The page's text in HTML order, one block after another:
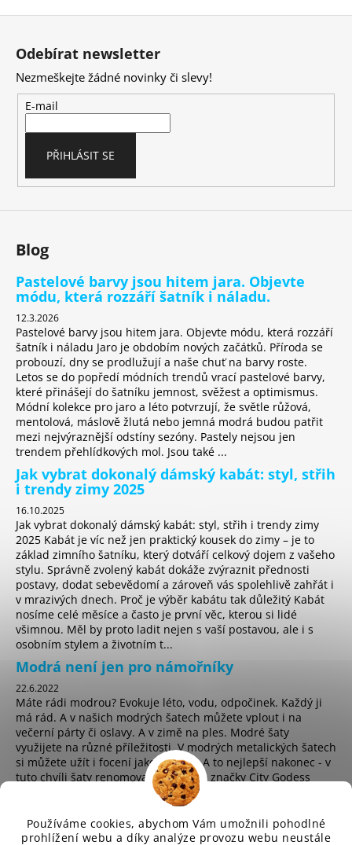
Používáme cookies, abychom Vám umožnili pohodlné
prohlížení webu a díky analýze provozu webu neustále
Z
Odebírat newsletter
Nezmeškejte žádné novinky či slevy!
E-mail
PŘIHLÁSIT SE
Blog
Pastelové barvy jsou hitem jara. Objevte
módu, která rozzáří šatník i náladu.
12.3.2026
Pastelové barvy jsou hitem jara. Objevte módu, která rozzáří
šatník i náladu Jaro je obdobím nových začátků. Příroda se
probouzí, dny se prodlužují a naše chuť na barvy roste.
Letos se do popředí módních trendů vrací pastelové barvy,
které přinášejí do šatníku jemnost, svěžest a optimismus.
Módní kolekce pro jaro a léto potvrzují, že světle růžová,
mentolová, máslově žlutá nebo jemná modrá budou patřit
mezi nejvýraznější odstíny sezóny. Pastely nejsou jen
trendem přehlídkových mol. Jsou také ...
Jak vybrat dokonalý dámský kabát: styl, střih
i trendy zimy 2025
16.10.2025
Jak vybrat dokonalý dámský kabát: styl, střih i trendy zimy
2025 Kabát je víc než jen praktický kousek do zimy – je to
základ zimního šatníku, který dotváří celkový dojem z vašeho
stylu. Správně zvolený kabát dokáže zvýraznit přednosti
postavy, dodat sebevědomí a zároveň vás spolehlivě zahřát i
v mrazivých dnech. Proč je výběr kabátu tak důležitý Kabát
nosíme celé měsíce a často je první věc, kterou si lidé
všimnou. Měl by proto ladit nejen s vaší postavou, ale i s
osobním stylem a životním t...
Modrá není jen pro námořníky
22.6.2022
Máte rádi modrou? Evokuje léto, vodu, odpočinek. Každý ji
má rád. A v našich modrých šatech můžete vplout i na
večerní párty či oslavy. A v zimě na ples. Modré šaty
využijete na různé příležitosti. V modrých metalických šatech
si můžete užít i focení jako hvězda. A to nejlepší nakonec - v
tuto chvíli šaty renomované anglické značky City Godess
koupíte za pouhých 225 Kč! ...